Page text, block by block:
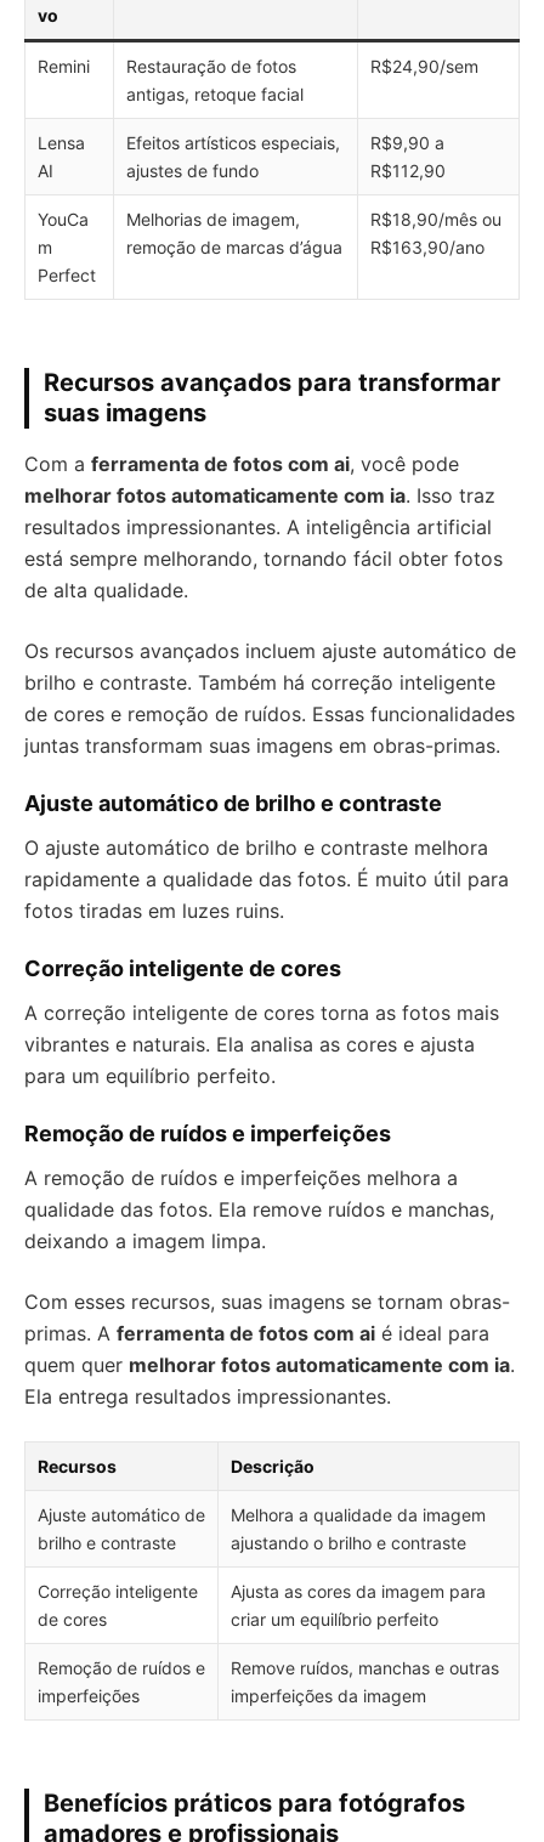
vo
Remini
Restauração de fotos
antigas, retoque facial
R$24,90/sem
Lensa
AI
Efeitos artísticos especiais,
ajustes de fundo
R$9,90 a
R$112,90
YouCa
m
Perfect
Melhorias de imagem,
remoção de marcas d’água
R$18,90/mês ou
R$163,90/ano
Recursos avançados para transformar
suas imagens
Com a ferramenta de fotos com ai, você pode
melhorar fotos automaticamente com ia. Isso traz
resultados impressionantes. A inteligência artificial
está sempre melhorando, tornando fácil obter fotos
de alta qualidade.
Os recursos avançados incluem ajuste automático de
brilho e contraste. Também há correção inteligente
de cores e remoção de ruídos. Essas funcionalidades
juntas transformam suas imagens em obras-primas.
Ajuste automático de brilho e contraste
O ajuste automático de brilho e contraste melhora
rapidamente a qualidade das fotos. É muito útil para
fotos tiradas em luzes ruins.
Correção inteligente de cores
A correção inteligente de cores torna as fotos mais
vibrantes e naturais. Ela analisa as cores e ajusta
para um equilíbrio perfeito.
Remoção de ruídos e imperfeições
A remoção de ruídos e imperfeições melhora a
qualidade das fotos. Ela remove ruídos e manchas,
deixando a imagem limpa.
Com esses recursos, suas imagens se tornam obras-
primas. A ferramenta de fotos com ai é ideal para
quem quer melhorar fotos automaticamente com ia.
Ela entrega resultados impressionantes.
Recursos Descrição
Ajuste automático de
brilho e contraste
Melhora a qualidade da imagem
ajustando o brilho e contraste
Correção inteligente
de cores
Ajusta as cores da imagem para
criar um equilíbrio perfeito
Remoção de ruídos e
imperfeições
Remove ruídos, manchas e outras
imperfeições da imagem
Benefícios práticos para fotógrafos
amadores e profissionais